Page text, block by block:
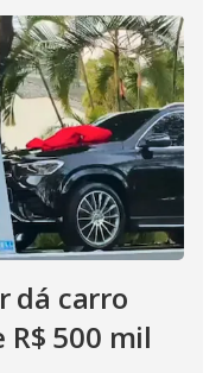
dá carro
500 mil